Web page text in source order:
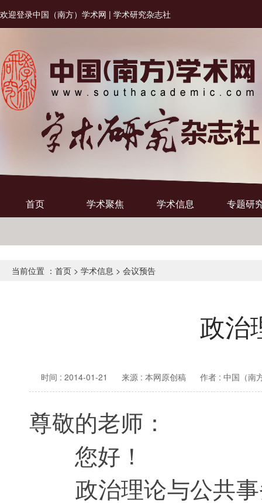
欢迎登录中国（南方）学术网 | 学术研究杂志社
首页 学术聚焦 学术信息 专题研
当前位置 ： 首页 > 学术信息 > 会议预告
政治
时间 : 2014-01-21 来源 : 本网原创稿 作者 : 中国（南
尊敬的老师：
您好！
政治理论与公共事